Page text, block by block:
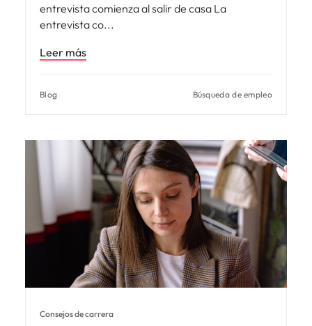
entrevista comienza al salir de casa La
entrevista co
Leer más
Blog Búsqueda de empleo
Consejos de carrera